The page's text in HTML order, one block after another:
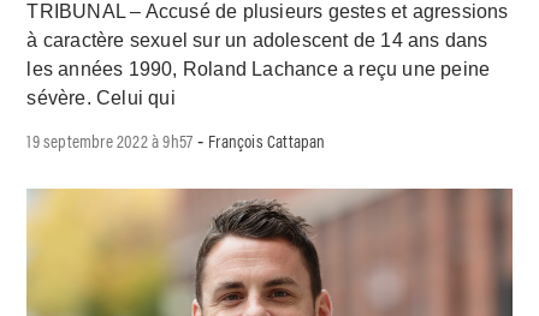
TRIBUNAL – Accusé de plusieurs gestes et agressions
à caractère sexuel sur un adolescent de 14 ans dans
les années 1990, Roland Lachance a reçu une peine
sévère. Celui qui
19 septembre 2022 à 9h57 - François Cattapan